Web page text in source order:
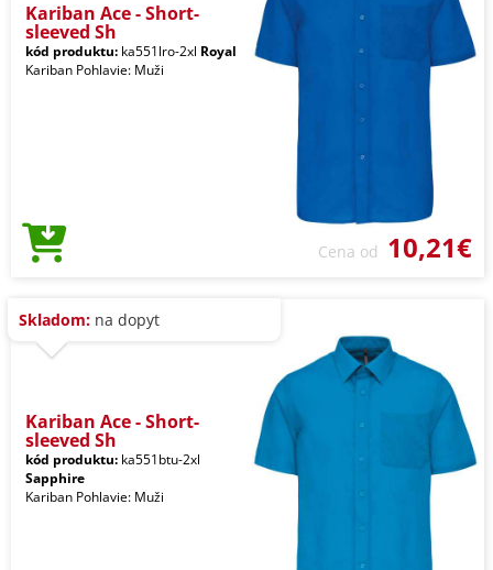
Kariban Ace - Short-
sleeved Sh
kód produktu: ka551lro-2xl Royal
Kariban Pohlavie: Muži
Cena od 10,21€
Skladom: na dopyt
Kariban Ace - Short-
sleeved Sh
kód produktu: ka551btu-2xl
Sapphire
Kariban Pohlavie: Muži